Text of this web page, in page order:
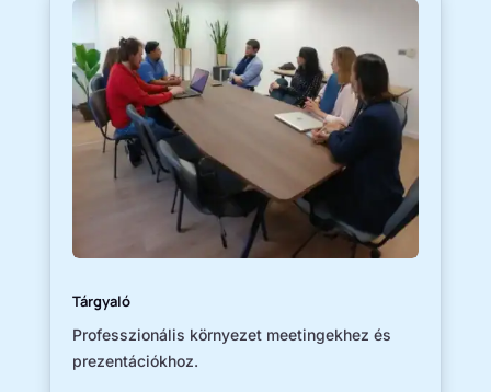
Tárgyaló
​Professzionális környezet meetingekhez és
prezentációkhoz.